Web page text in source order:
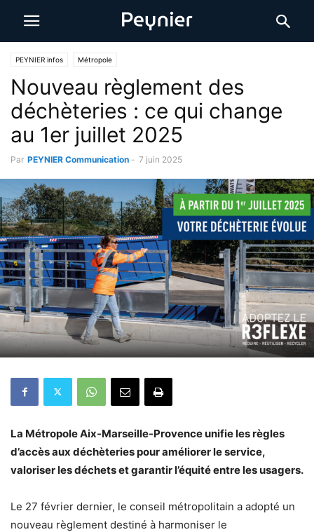
PEYNIER infos Métropole
Nouveau règlement des
déchèteries : ce qui change
au 1er juillet 2025
Par PEYNIER Communication - 7 juin 2025
La Métropole Aix-Marseille-Provence unifie les règles
d’accès aux déchèteries pour améliorer le service,
valoriser les déchets et garantir l’équité entre les usagers.
Le 27 février dernier, le conseil métropolitain a adopté un
nouveau règlement destiné à harmoniser le